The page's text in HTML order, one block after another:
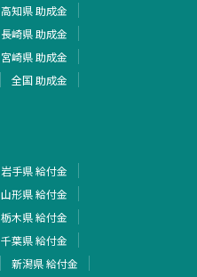
高知県 助成金
長崎県 助成金
宮崎県 助成金
全国 助成金
岩手県 給付金
山形県 給付金
栃木県 給付金
千葉県 給付金
新潟県 給付金